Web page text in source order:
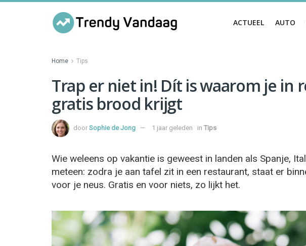
ACTUEEL AUTO
Home Tips
Trap er niet in! Dít is waarom je in
gratis brood krijgt
door Sophie de Jong 1 jaar geleden in Tips
Wie weleens op vakantie is geweest in landen als Spanje,
meteen: zodra je aan tafel zit in een restaurant, staat er
voor je neus. Gratis en voor niets, zo lijkt het.